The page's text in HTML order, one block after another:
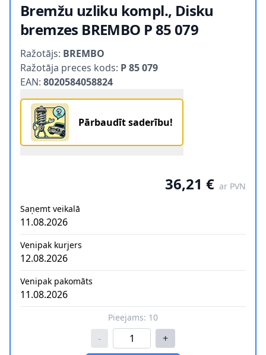
Bremžu uzliku kompl., Disku
bremzes BREMBO P 85 079
Ražotājs: BREMBO
Ražotāja preces kods: P 85 079
EAN: 8020584058824
Pārbaudīt saderību!
36,21 € ar PVN
Saņemt veikalā
11.08.2026
Venipak kurjers
12.08.2026
Venipak pakomāts
11.08.2026
Pieejams: 10
- +